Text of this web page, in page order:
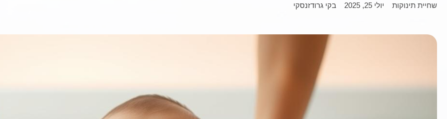
שחיית תינוקות יולי 25, 2025 בקי גרודזנסקי